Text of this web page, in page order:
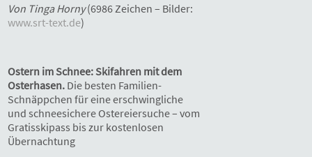
Von Tinga Horny(6986 Zeichen – Bilder:
www.srt-text.de)
Ostern im Schnee: Skifahren mit dem
Osterhasen. Die besten Familien-
Schnäppchen für eine erschwingliche
und schneesichere Ostereiersuche – vom
Gratisskipass bis zur kostenlosen
Übernachtung